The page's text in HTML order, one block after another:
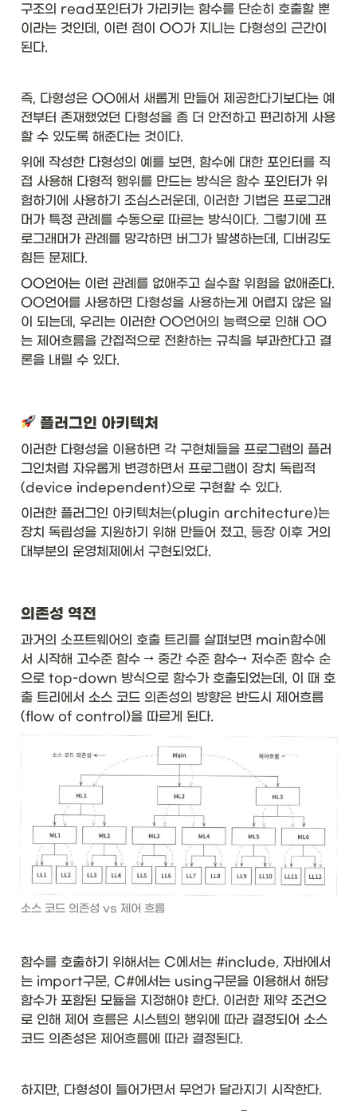
구조의 read포인터가 가리키는 함수를 단순히 호출할 뿐
이라는 것인데, 이런 점이 OO가 지니는 다형성의 근간이
된다.
즉, 다형성은 OO에서 새롭게 만들어 제공한다기보다는 예
전부터 존재했었던 다형성을 좀 더 안전하고 편리하게 사용
할 수 있도록 해준다는 것이다.
위에 작성한 다형성의 예를 보면, 함수에 대한 포인터를 직
접 사용해 다형적 행위를 만드는 방식은 함수 포인터가 위
험하기에 사용하기 조심스러운데, 이러한 기법은 프로그래
머가 특정 관례를 수동으로 따르는 방식이다. 그렇기에 프
로그래머가 관례를 망각하면 버그가 발생하는데, 디버깅도
힘든 문제다.
OO언어는 이런 관례를 없애주고 실수할 위험을 없애준다.
OO언어를 사용하면 다형성을 사용하는게 어렵지 않은 일
이 되는데, 우리는 이러한 OO언어의 능력으로 인해 OO
는 제어흐름을 간접적으로 전환하는 규칙을 부과한다고 결
론을 내릴 수 있다.
플러그인 아키텍처
이러한 다형성을 이용하면 각 구현체들을 프로그램의 플러
그인처럼 자유롭게 변경하면서 프로그램이 장치 독립적
(device independent)으로 구현할 수 있다.
이러한 플러그인 아키텍처는(plugin architecture)는
장치 독립성을 지원하기 위해 만들어 졌고, 등장 이후 거의
대부분의 운영체제에서 구현되었다.
의존성 역전
과거의 소프트웨어의 호출 트리를 살펴보면 main함수에
서 시작해 고수준 함수 → 중간 수준 함수→ 저수준 함수 순
으로 top-down 방식으로 함수가 호출되었는데, 이 때 호
출 트리에서 소스 코드 의존성의 방향은 반드시 제어흐름
(flow of control)을 따르게 된다.
소스 코드 의존성 vs 제어 흐름
함수를 호출하기 위해서는 C에서는 #include, 자바에서
는 import구문, C#에서는 using구문을 이용해서 해당
함수가 포함된 모듈을 지정해야 한다. 이러한 제약 조건으
로 인해 제어 흐름은 시스템의 행위에 따라 결정되어 소스
코드 의존성은 제어흐름에 따라 결정된다.
하지만, 다형성이 들어가면서 무언가 달라지기 시작한다.